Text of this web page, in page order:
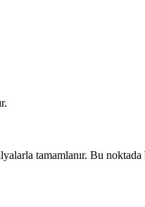
tamamlanır. Bu noktada